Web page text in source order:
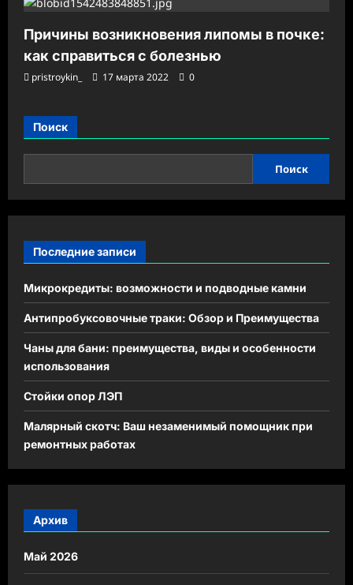
Причины возникновения липомы в почке:
как справиться с болезнью
pristroykin_ 17 марта 2022 0
Поиск
Поиск
Последние записи
Микрокредиты: возможности и подводные камни
Антипробуксовочные траки: Обзор и Преимущества
Чаны для бани: преимущества, виды и особенности
использования
Стойки опор ЛЭП
Малярный скотч: Ваш незаменимый помощник при
ремонтных работах
Архив
Май 2026